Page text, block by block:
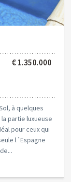
€ 1.350.000
à quelques
partie luxueuse
pour ceux qui
l´Espagne